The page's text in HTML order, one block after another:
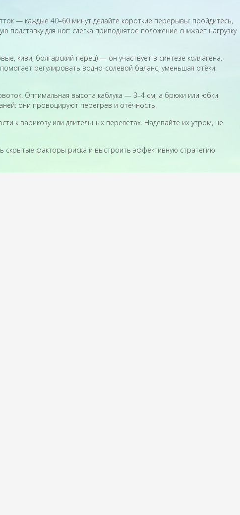
— каждые 40–60 минут делайте короткие перерывы: пройдитесь,
для ног: слегка приподнятое положение снижает нагрузку
киви, болгарский перец) — он участвует в синтезе коллагена.
регулировать водно-солевой баланс, уменьшая отёки.
Оптимальная высота каблука — 3–4 см, а брюки или юбки
они провоцируют перегрев и отёчность.
к варикозу или длительных перелётах. Надевайте их утром, не
скрытые факторы риска и выстроить эффективную стратегию